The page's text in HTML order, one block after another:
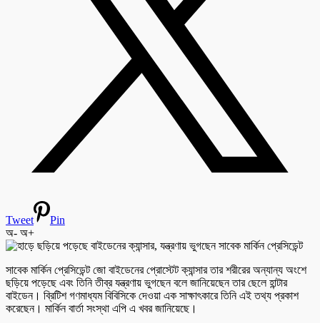
Tweet
Pin
অ- অ+
সাবেক মার্কিন প্রেসিডেন্ট জো বাইডেনের প্রোস্টেট ক্যান্সার তার শরীরের অন্যান্য অংশে
ছড়িয়ে পড়েছে এবং তিনি তীব্র যন্ত্রণায় ভুগছেন বলে জানিয়েছেন তার ছেলে হান্টার
বাইডেন। ব্রিটিশ গণমাধ্যম বিবিসিকে দেওয়া এক সাক্ষাৎকারে তিনি এই তথ্য প্রকাশ
করেছেন। মার্কিন বার্তা সংস্থা এপি এ খবর জানিয়েছে।